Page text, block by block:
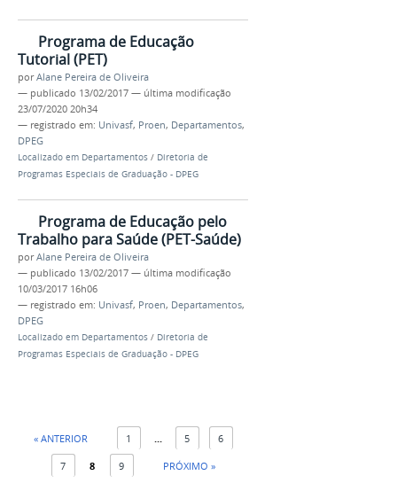
Programa de Educação
Tutorial (PET)
porAlane Pereira de Oliveira
— publicado 13/02/2017 — última modificação
23/07/2020 20h34
— registrado em: Univasf, Proen, Departamentos,
DPEG
Localizado em Departamentos / Diretoria de
Programas Especiais de Graduação - DPEG
Programa de Educação pelo
Trabalho para Saúde (PET-Saúde)
porAlane Pereira de Oliveira
— publicado 13/02/2017 — última modificação
10/03/2017 16h06
— registrado em: Univasf, Proen, Departamentos,
DPEG
Localizado em Departamentos / Diretoria de
Programas Especiais de Graduação - DPEG
« ANTERIOR 1 5 6
7 8 9 PRÓXIMO »